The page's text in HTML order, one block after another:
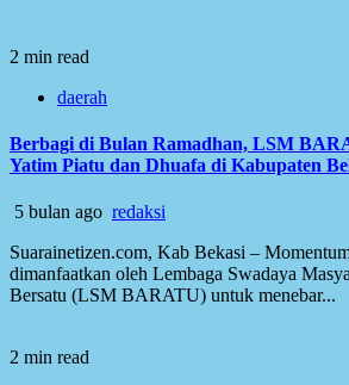
2 min read
daerah
Berbagi di Bulan Ramadhan, LSM
Yatim Piatu dan Dhuafa di Kabupaten
5 bulan ago redaksi
Suarainetizen.com, Kab Bekasi –
dimanfaatkan oleh Lembaga Swadaya
Bersatu (LSM BARATU) untuk menebar...
2 min read